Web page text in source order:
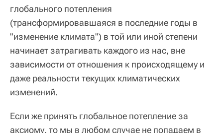
глобального потепления
(трансформировавшаяся в последние годы в
"изменение климата") в той или иной степени
начинает затрагивать каждого из нас, вне
зависимости от отношения к происходящему и
даже реальности текущих климатических
изменений.
Если же принять глобальное потепление за
аксиому, то мы в любом случае не попадаем в